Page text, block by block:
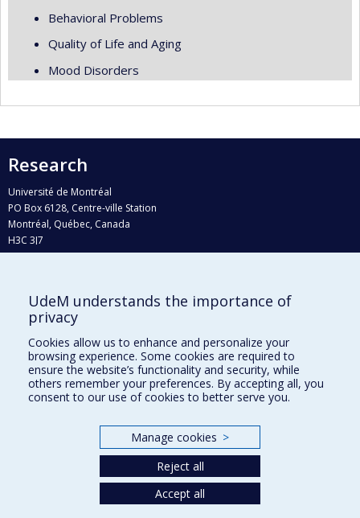
Behavioral Problems
Quality of Life and Aging
Mood Disorders
Research
Université de Montréal
PO Box 6128, Centre-ville Station
Montréal, Québec, Canada
H3C 3J7
Who does what?
Find us
Site map
Accessibility
UdeM understands the importance of
privacy
Cookies allow us to enhance and personalize your
browsing experience. Some cookies are required to
ensure the website’s functionality and security, while
others remember your preferences. By accepting all, you
consent to our use of cookies to better serve you.
Manage cookies >
Reject all
Accept all